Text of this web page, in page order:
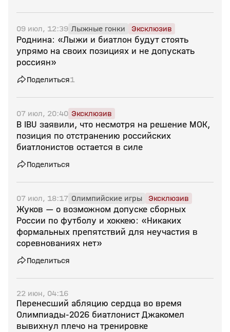
09 июл, 12:39 Лыжные гонки Эксклюзив
Роднина: «Лыжи и биатлон будут стоять
упрямо на своих позициях и не допускать
россиян»
Поделиться1
07 июл, 20:40 Эксклюзив
В IBU заявили, что несмотря на решение МОК,
позиция по отстранению российских
биатлонистов остается в силе
Поделиться
07 июл, 18:17 Олимпийские игры Эксклюзив
Жуков — о возможном допуске сборных
России по футболу и хоккею: «Никаких
формальных препятствий для неучастия в
соревнованиях нет»
Поделиться
22 июн, 04:16
Перенесший абляцию сердца во время
Олимпиады‑2026 биатлонист Джакомел
вывихнул плечо на тренировке